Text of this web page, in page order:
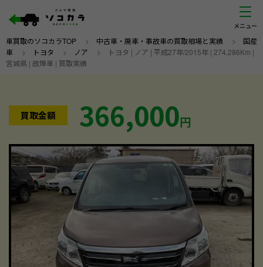
車買取のソコカラTOP > 中古車・廃車・事故車の買取相場と実績 > 国産
車 > トヨタ > ノア >
トヨタ | ノア | 平成27年/2015年 | 274,286Km |
宮城県 | 故障車 | 買取実績
買取金額 366,000円